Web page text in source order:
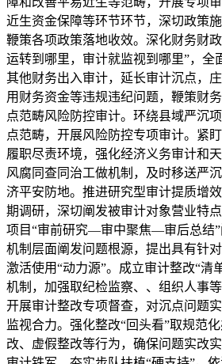
近生资金保障等环节环节，深切政策
鞭策各项政策落地收效。深化财务财
运转到哪里，审计就监视到哪里”，全
其他财务出入审计，延长审计沉点，
用财务资金等违规违纪问题，鞭策财
点范畴风险防控审计。环绕县域严沉
点范畴，开展风险防控专项审计。紧
履职尽责环境，强化经济义务审计和
风腐同查同治工做机制，及时移送严
济平安防地。推进研究型审计提质增
期调研，深切阐发被审计对象营业特
项目“审前研究—审中聚焦—审后总结”
机制层面阐发问题根源，提出具有针
激活使用“动力源”。成立审计整改“清
机制，加强取纪检监察、、组织人事
开展审计整改专项督查，对沉点问题
监视合力。强化整改“回头看”取规范
改、虚假整改等行为，确保问题实改